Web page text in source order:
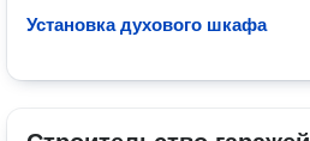
Установка духового шкафа